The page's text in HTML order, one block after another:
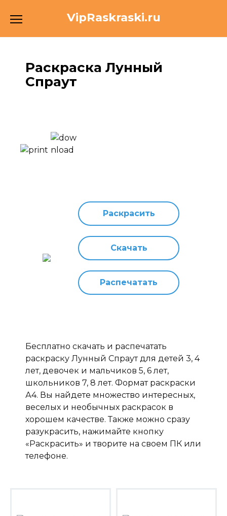
VipRaskraski.ru
Раскраска Лунный
Спраут
Раскрасить
Скачать
Распечатать
Бесплатно скачать и распечатать
раскраску Лунный Спраут для детей 3, 4
лет, девочек и мальчиков 5, 6 лет,
школьников 7, 8 лет. Формат раскраски
А4. Вы найдете множество интересных,
веселых и необычных раскрасок в
хорошем качестве. Также можно сразу
разукрасить, нажимайте кнопку
«Раскрасить» и творите на своем ПК или
телефоне.